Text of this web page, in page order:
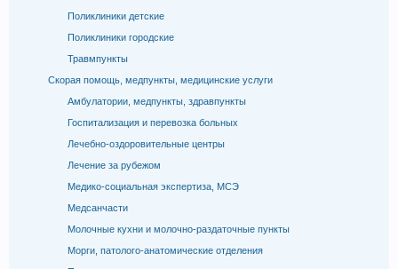
Поликлиники детские
Поликлиники городские
Травмпункты
Скорая помощь, медпункты, медицинские услуги
Амбулатории, медпункты, здравпункты
Госпитализация и перевозка больных
Лечебно-оздоровительные центры
Лечение за рубежом
Медико-социальная экспертиза, МСЭ
Медсанчасти
Молочные кухни и молочно-раздаточные пункты
Морги, патолого-анатомические отделения